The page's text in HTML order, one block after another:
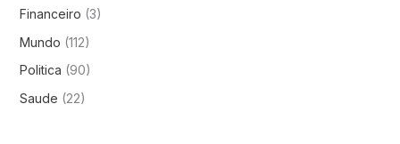
Financeiro (3)
Mundo (112)
Politica (90)
Saude (22)